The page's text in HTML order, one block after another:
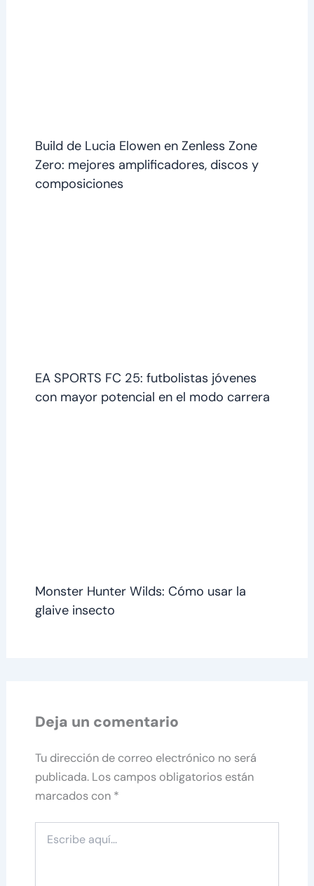
Build de Lucia Elowen en Zenless Zone
Zero: mejores amplificadores, discos y
composiciones
EA SPORTS FC 25: futbolistas jóvenes
con mayor potencial en el modo carrera
Monster Hunter Wilds: Cómo usar la
glaive insecto
Deja un comentario
Tu dirección de correo electrónico no será
publicada. Los campos obligatorios están
marcados con *
aquí...